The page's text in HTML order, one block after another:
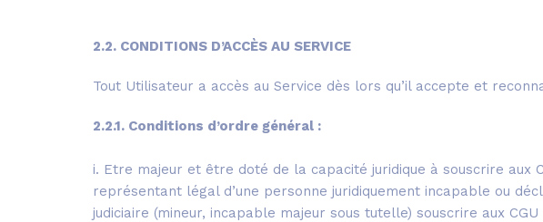
2.2. CONDITIONS D’ACCÈS AU SERVICE
Tout Utilisateur a accès au Service dès lors qu’il accepte et
2.2.1. Conditions d’ordre général :
i. Etre majeur et être doté de la capacité juridique à souscrire aux
représentant légal d’une personne juridiquement incapable ou
judiciaire (mineur, incapable majeur sous tutelle) souscrire aux